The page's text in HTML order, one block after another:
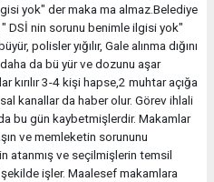
yok" der maka ma almaz.Belediye
DSİ nin sorunu benimle ilgisi yok"
polisler yığılır, Gale alınma dığını
da bü yür ve dozunu aşar
kırılır 3-4 kişi hapse,2 muhtar açığa
kanallar da haber olur. Görev ihlali
bu gün kaybetmişlerdir. Makamlar
ve memleketin sorununu
atanmış ve seçilmişlerin temsil
işler. Maalesef makamlara